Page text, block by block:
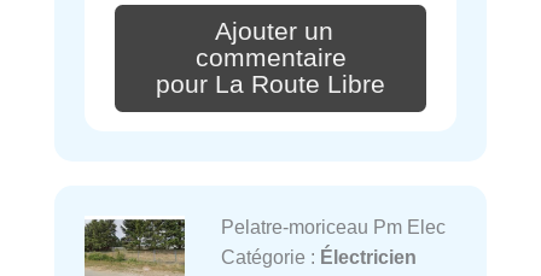
Ajouter un
commentaire
pour La Route Libre
Pelatre-moriceau Pm Elec
Catégorie : Électricien